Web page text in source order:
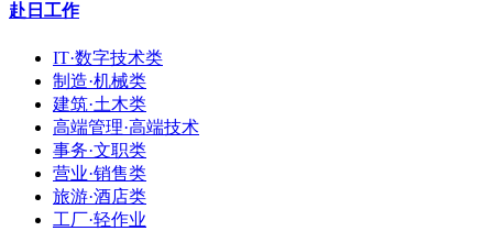
赴日工作
IT·数字技术类
制造·机械类
建筑·土木类
高端管理·高端技术
事务·文职类
营业·销售类
旅游·酒店类
工厂·轻作业